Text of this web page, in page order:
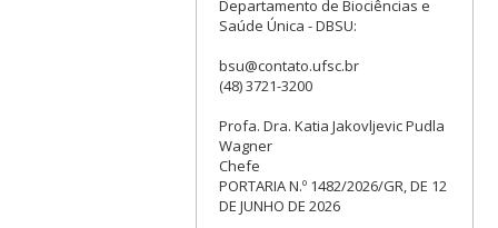
Departamento de Biociências e
Saúde Única - DBSU:
bsu@contato.ufsc.br
(48) 3721-3200
Profa. Dra. Katia Jakovljevic Pudla
Wagner
Chefe
PORTARIA N.º 1482/2026/GR, DE 12
DE JUNHO DE 2026